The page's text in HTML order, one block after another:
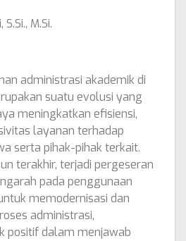
M.Si.
administrasi akademik di
suatu evolusi yang
meningkatkan efisiensi,
layanan terhadap
serta pihak-pihak terkait.
terakhir, terjadi pergeseran
pada penggunaan
memodernisasi dan
administrasi,
positif dalam menjawab